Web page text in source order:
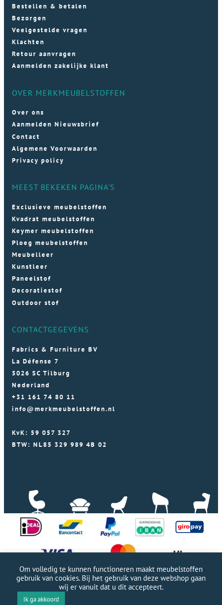
Bestellen & betalen
Bezorgen
Veelgestelde vragen
Klachten
Retour aanvragen
Aanmelden zakelijke klant
OVER MERKMEUBELSTOFFEN
Over ons
Aanmelden Nieuwsbrief
Contact
Algemene Voorwaarden
Privacy policy
MEEST BEKEKEN PAGINA'S
Exclusieve meubelstoffen
Kvadrat meubelstoffen
Keymer meubelstoffen
Ploeg meubelstoffen
Meubelleer
Kunstleer
Paneelstof
Decoratiestof
Outdoor stof
CONTACTGEGEVENS
Fabrics & Furniture BV
La Défense 7
5026 SC Tilburg
Nederland
+31 161 74 80 11
info@merkmeubelstoffen.nl
KvK: 59 057 327
BTW: NL85 329 989 4B 02
Professionele WordPress website door Webworx
Copyright Merkmeubelstoffen 2026
Om volledig te kunnen functioneren maakt meubelstoffen
gebruik van cookies. Bij het gebruik van deze webshop gaan
wij er vanuit dat u dit accepteert.
Ik ga akkoord